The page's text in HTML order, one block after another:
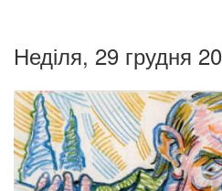
Неділя, 29 грудня